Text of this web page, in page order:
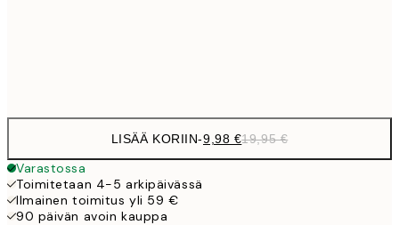
LISÄÄ KORIIN-9,98 €19,95 €
Varastossa
Toimitetaan 4-5 arkipäivässä
Ilmainen toimitus yli 59 €
90 päivän avoin kauppa